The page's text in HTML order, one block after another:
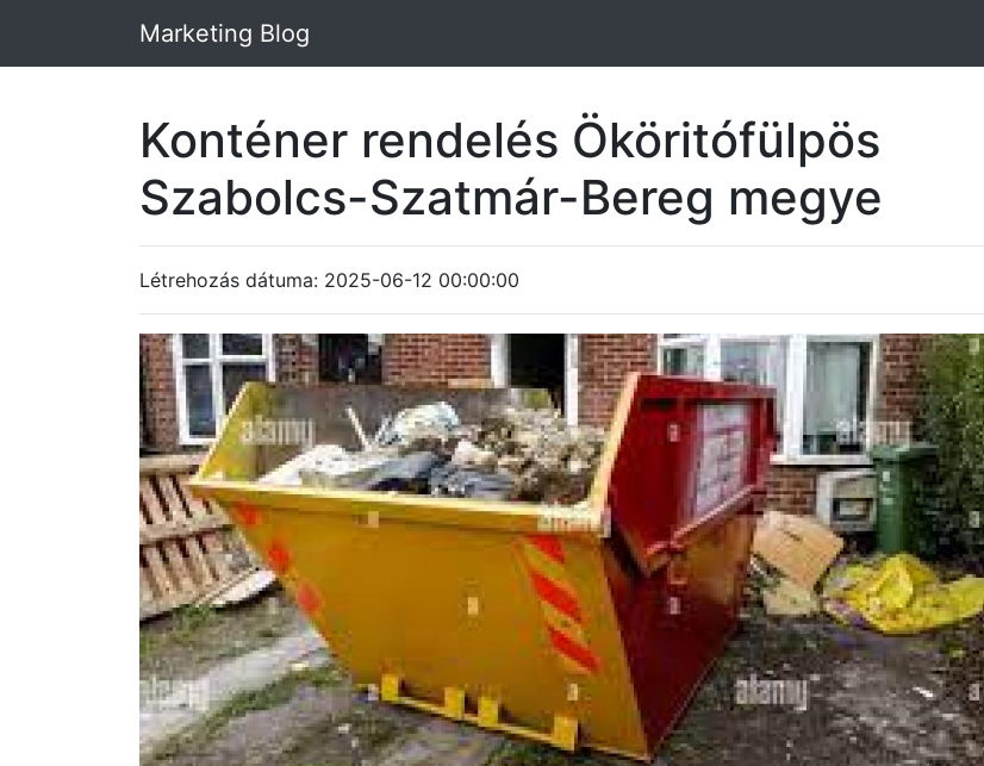
Marketing Blog
Konténer rendelés Ököritófülpös
Szabolcs-Szatmár-Bereg megye
Létrehozás dátuma: 2025-06-12 00:00:00